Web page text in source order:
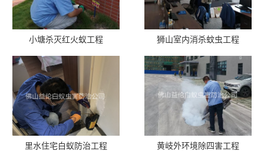
小塘杀灭红火蚁工程 狮山室内消杀蚊虫工程
里水住宅白蚁防治工程 黄岐外环境除四害工程